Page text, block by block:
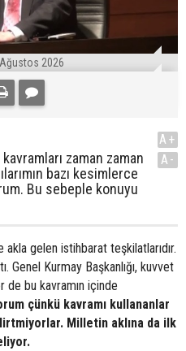
2026
zaman zaman
bazı kesimlerce
Bu sebeple konuyu
A+
A-
akla gelen istihbarat teşkilatlarıdır.
Genel Kurmay Başkanlığı, kuvvet
de bu kavramın içinde
çünkü kavramı kullananlar
Milletin aklına da ilk